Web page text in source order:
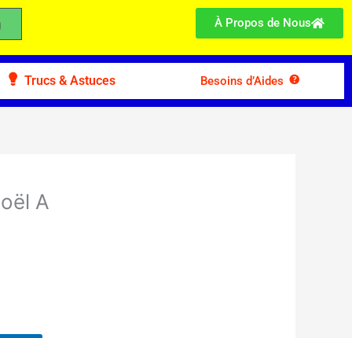
À Propos de Nous
Trucs & Astuces Besoins d’Aides
A